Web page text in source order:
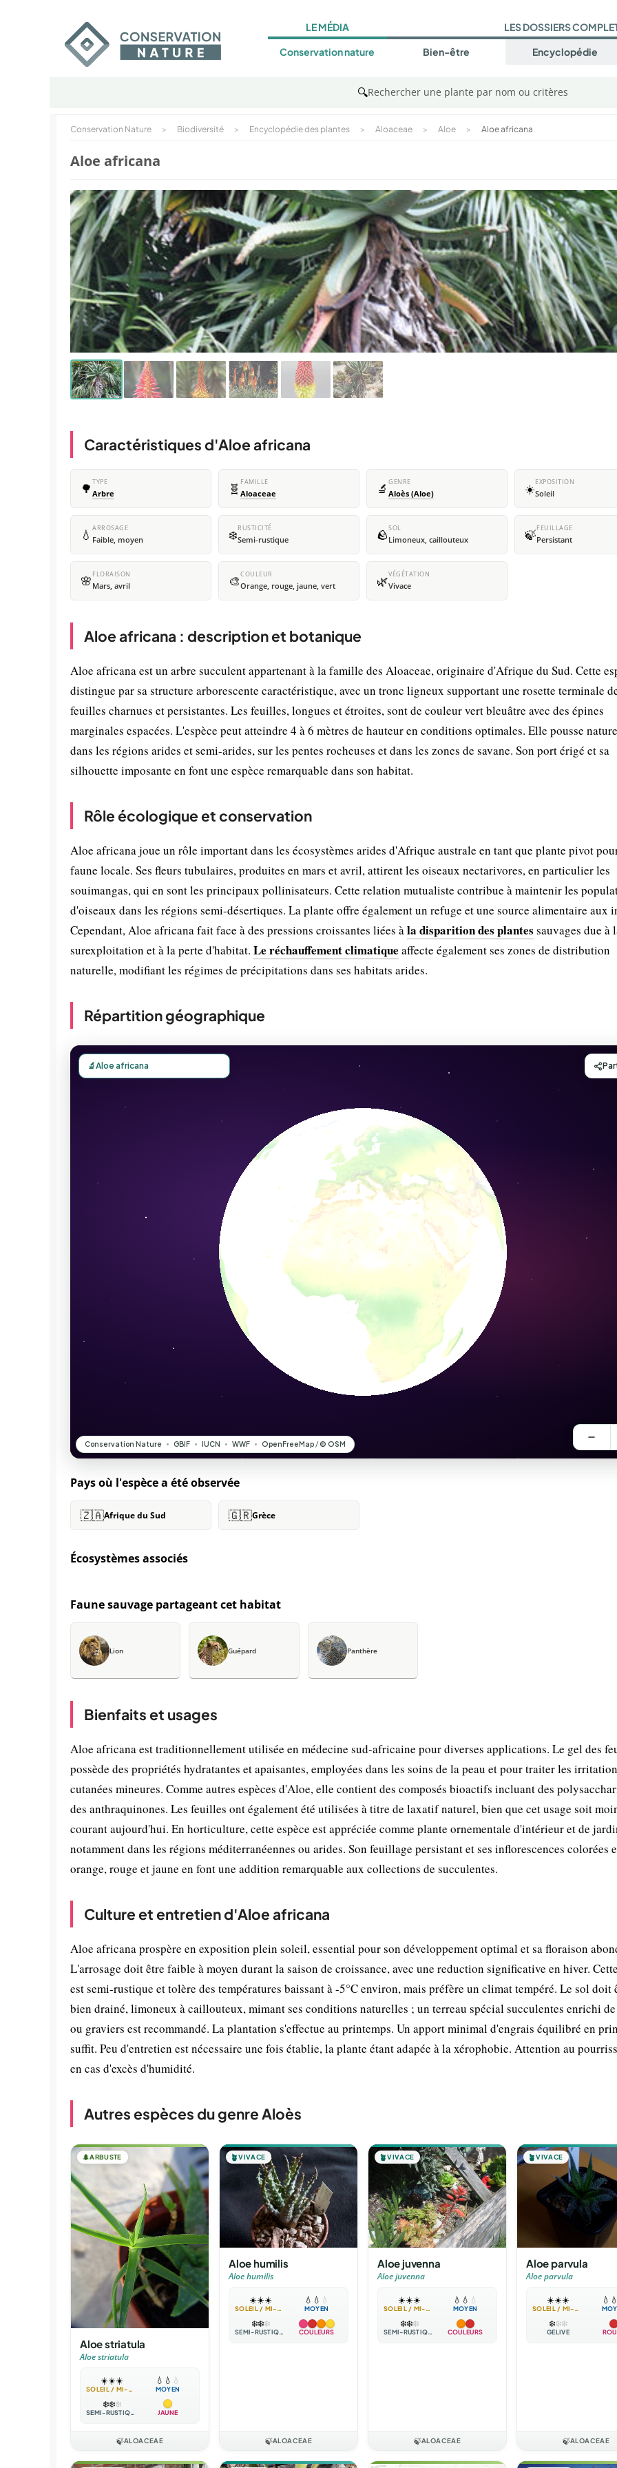
LE MÉDIA
Conservation nature
LES DOSSIERS
Bien-être Encyclopédie
🔍Rechercher une plante par nom ou critères
Conservation Nature > Biodiversité > Encyclopédie des plantes > Aloaceae > Aloe > Aloe africana
Aloe africana
Caractéristiques d'Aloe africana
🌳 TYPE
Arbre 🧬 FAMILLE
Aloaceae 🔬 GENRE
Aloès (Aloe) ☀️EXPOSITION
Soleil
💧 ARROSAGE
Faible, moyen ❄️RUSTICITÉ
Semi-rustique 🪨SOL
Limoneux, caillouteux 🍃FEUILLAGE
Persistant
🌸 FLORAISON
Mars, avril 🎨COULEUR
Orange, rouge, jaune, vert 🌿VÉGÉTATION
Vivace
Aloe africana : description et botanique
Aloe africana est un arbre succulent appartenant à la famille des Aloaceae, originaire d'Afrique du Sud. Cette
distingue par sa structure arborescente caractéristique, avec un tronc ligneux supportant une rosette terminale
feuilles charnues et persistantes. Les feuilles, longues et étroites, sont de couleur vert bleuâtre avec des épines
marginales espacées. L'espèce peut atteindre 4 à 6 mètres de hauteur en conditions optimales. Elle pousse
dans les régions arides et semi-arides, sur les pentes rocheuses et dans les zones de savane. Son port érigé et sa
silhouette imposante en font une espèce remarquable dans son habitat.
Rôle écologique et conservation
Aloe africana joue un rôle important dans les écosystèmes arides d'Afrique australe en tant que plante pivot
faune locale. Ses fleurs tubulaires, produites en mars et avril, attirent les oiseaux nectarivores, en particulier les
souimangas, qui en sont les principaux pollinisateurs. Cette relation mutualiste contribue à maintenir les
d'oiseaux dans les régions semi-désertiques. La plante offre également un refuge et une source alimentaire aux
Cependant, Aloe africana fait face à des pressions croissantes liées àla disparition des plantes sauvages due à
surexploitation et à la perte d'habitat. Le réchauffement climatique affecte également ses zones de distribution
naturelle, modifiant les régimes de précipitations dans ses habitats arides.
Répartition géographique
Pays où l'espèce a été observée
🇿🇦Afrique du Sud 🇬🇷Grèce
Écosystèmes associés
Faune sauvage partageant cet habitat
Lion Guépard Panthère
Bienfaits et usages
Aloe africana est traditionnellement utilisée en médecine sud-africaine pour diverses applications. Le gel des
possède des propriétés hydratantes et apaisantes, employées dans les soins de la peau et pour traiter les
cutanées mineures. Comme autres espèces d'Aloe, elle contient des composés bioactifs incluant des
des anthraquinones. Les feuilles ont également été utilisées à titre de laxatif naturel, bien que cet usage soit
courant aujourd'hui. En horticulture, cette espèce est appréciée comme plante ornementale d'intérieur et de
notamment dans les régions méditerranéennes ou arides. Son feuillage persistant et ses inflorescences colorées
orange, rouge et jaune en font une addition remarquable aux collections de succulentes.
Culture et entretien d'Aloe africana
Aloe africana prospère en exposition plein soleil, essential pour son développement optimal et sa floraison
L'arrosage doit être faible à moyen durant la saison de croissance, avec une reduction significative en hiver.
est semi-rustique et tolère des températures baissant à -5°C environ, mais préfère un climat tempéré. Le sol doit
bien drainé, limoneux à caillouteux, mimant ses conditions naturelles ; un terreau spécial succulentes enrichi
ou graviers est recommandé. La plantation s'effectue au printemps. Un apport minimal d'engrais équilibré en
suffit. Peu d'entretien est nécessaire une fois établie, la plante étant adapée à la xérophobie. Attention au
en cas d'excès d'humidité.
Autres espèces du genre Aloès
🌲ARBUSTE
Aloe striatula
Aloe striatula
☀️☀️☀️
SOLEIL / MI-OMBRE
💧 💧 💧
MOYEN
❄️❄️❄️
SEMI-RUSTIQUE JAUNE
🍃ALOACEAE
🪴VIVACE
Aloe humilis
Aloe humilis
☀️☀️☀️
SOLEIL / MI-OMBRE
💧 💧 💧
MOYEN
❄️❄️❄️
SEMI-RUSTIQUE COULEURS
🍃ALOACEAE
🪴VIVACE
Aloe juvenna
Aloe juvenna
☀️☀️☀️
SOLEIL / MI-OMBRE
💧 💧 💧
MOYEN
❄️❄️❄️
SEMI-RUSTIQUE COULEURS
🍃ALOACEAE
🪴VIVACE
Aloe parvula
Aloe parvula
☀️☀️☀️
SOLEIL / MI-OMBRE
💧
❄️❄️❄️
GÉLIVE
🍃ALOACEAE